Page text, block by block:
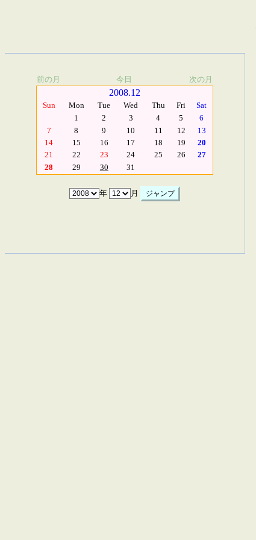
前の月 今日 次の月
2008.12
Sun Mon Tue Wed Thu Fri
Sat
1
2 3 4 5
6
7
8 9 10 11 12
13
14
15 16 17 18 19
20
21
22 23 24 25 26
27
28
29 30 31
年 月